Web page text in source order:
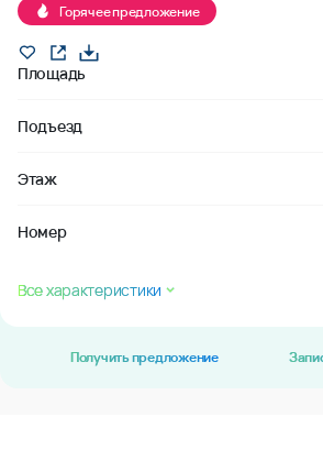
Горячее предложение
Площадь
Подъезд
Этаж
Номер
Все характеристики
Получить предложение